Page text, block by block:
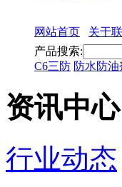
网站首页 关于
产品搜索:
C6三防 防水防油
资讯中心
行业动态